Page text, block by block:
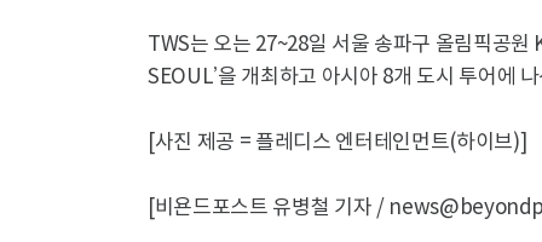
TWS는 오는 27~28일 서울 송파구 올림픽공원
SEOUL’을 개최하고 아시아 8개 도시 투어에
[사진 제공 = 플레디스 엔터테인먼트(하이브)]
[비욘드포스트 유병철 기자 /